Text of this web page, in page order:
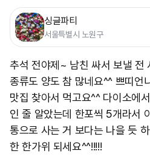
싱글파티
서울특별시 노원구
추석 전야제~ 남친 싸서 보낼 전
종류도 양도 참 많네요^^ 쁘띠언
맛집 찾아서 먹고요^^ 다이소에
인 줄 알았는데 한포씩 5개라서
통으로 사는 거 보다는 나을 듯
한 한가위 되세요^^!!!!! ​